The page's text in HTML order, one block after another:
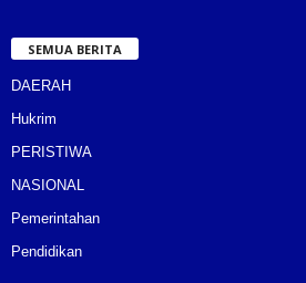
SEMUA BERITA
DAERAH
Hukrim
PERISTIWA
NASIONAL
Pemerintahan
Pendidikan